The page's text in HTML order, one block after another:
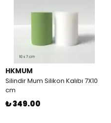
HKMUM
Silindir Mum Silikon Kalıbı 7X10
cm
₺ 349.00